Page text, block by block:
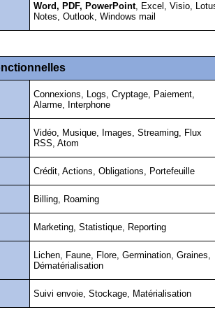
Word, PDF, PowerPoint, Excel, Visio,
Notes, Outlook, Windows mail
Connexions, Logs, Cryptage, Paiement,
Alarme, Interphone
Vidéo, Musique, Images, Streaming, Flux
RSS, Atom
Crédit, Actions, Obligations, Portefeuille
Billing, Roaming
Marketing, Statistique, Reporting
Lichen, Faune, Flore, Germination, Graines,
Dématérialisation
Suivi envoie, Stockage, Matérialisation